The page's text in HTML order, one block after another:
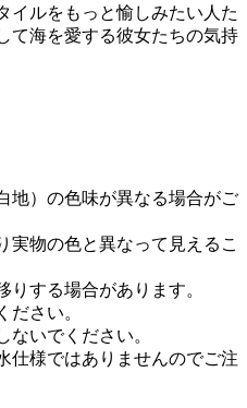
イルをもっと愉しみたい人た
て海を愛する彼女たちの気持
地）の色味が異なる場合がご
物の色と異なって見えるこ
する場合があります。
さい。
いでください。
仕様ではありませんのでご注